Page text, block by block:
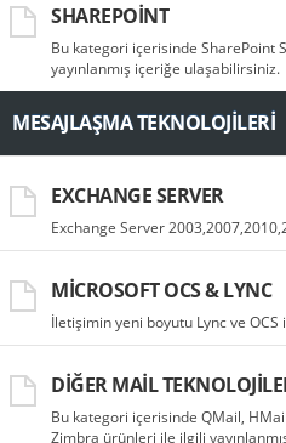
SHAREPOINT
Bu kategori içerisinde SharePoint
yayınlanmış içeriğe ulaşabilirsiniz.
MESAJLAŞMA TEKNOLOJILERI
EXCHANGE SERVER
Exchange Server
MICROSOFT OCS & LYNC
İletişimin yeni boyutu Lync ve
DIĞER MAIL
Bu kategori içerisinde QMail,
Zimbra ürünleri ile ilgili